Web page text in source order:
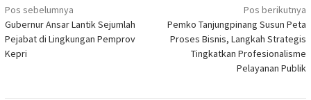
Navigasi
pos
Pos sebelumnya
Gubernur Ansar Lantik Sejumlah
Pejabat di Lingkungan Pemprov
Kepri
Pos berikutnya
Pemko Tanjungpinang Susun Peta
Proses Bisnis, Langkah Strategis
Tingkatkan Profesionalisme
Pelayanan Publik